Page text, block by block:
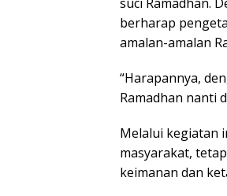
berharap
amalan-amalan
“Harapannya,
Ramadhan nanti
Melalui kegiatan
masyarakat,
keimanan dan